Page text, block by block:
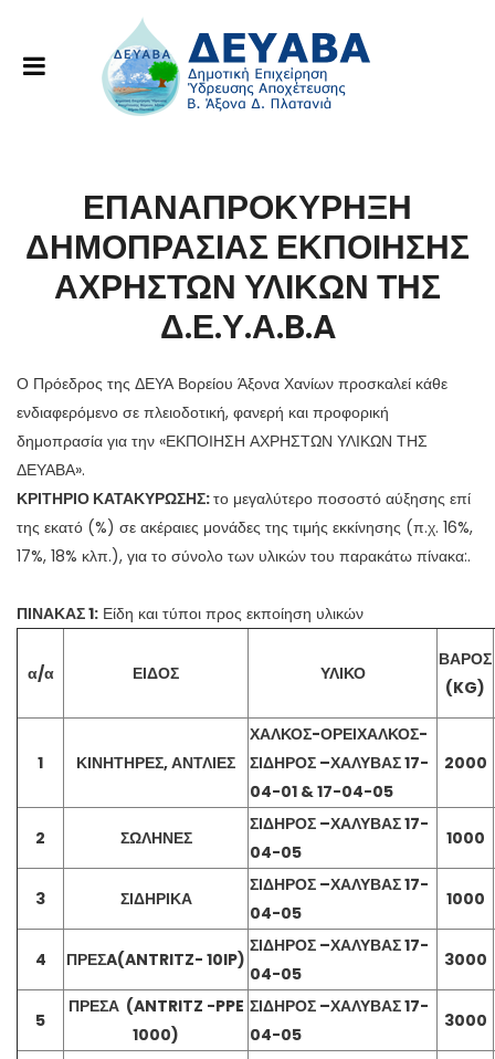
ΕΠΑΝΑΠΡΟΚΥΡΗΞΗ
ΔΗΜΟΠΡΑΣΙΑΣ ΕΚΠΟΙΗΣΗΣ
ΑΧΡΗΣΤΩΝ ΥΛΙΚΩΝ ΤΗΣ
Δ.Ε.Υ.Α.B.A
Ο Πρόεδρος της ΔΕΥΑ Βορείου Άξονα Χανίων προσκαλεί κάθε
ενδιαφερόμενο σε πλειοδοτική, φανερή και προφορική
δημοπρασία για την «ΕΚΠΟΙΗΣΗ ΑΧΡΗΣΤΩΝ ΥΛΙΚΩΝ ΤΗΣ
ΔΕΥΑΒΑ».
ΚΡΙΤΗΡΙΟ ΚΑΤΑΚΥΡΩΣΗΣ:το μεγαλύτερο ποσοστό αύξησης επί
της εκατό (%) σε ακέραιες μονάδες της τιμής εκκίνησης (π.χ. 16%,
17%, 18% κλπ.), για το σύνολο των υλικών του παρακάτω πίνακα:.
ΠΙΝΑΚΑΣ 1: Είδη και τύποι προς εκποίηση υλικών
α/α ΕΙΔΟΣ ΥΛΙΚΟ
ΒΑΡΟΣ
(KG)
1 ΚΙΝΗΤΗΡΕΣ, ΑΝΤΛΙΕΣ
ΧΑΛΚΟΣ-ΟΡΕΙΧΑΛΚΟΣ-
ΣΙΔΗΡΟΣ –ΧΑΛΥΒΑΣ 17-
04-01 & 17-04-05
2000
2 ΣΩΛΗΝΕΣ
ΣΙΔΗΡΟΣ –ΧΑΛΥΒΑΣ 17-
04-05
1000
3 ΣΙΔΗΡΙΚΑ
ΣΙΔΗΡΟΣ –ΧΑΛΥΒΑΣ 17-
04-05
1000
4 ΠΡΕΣA(ANTRITZ- 10IP)
ΣΙΔΗΡΟΣ –ΧΑΛΥΒΑΣ 17-
04-05
3000
5
ΠΡΕΣΑ (ANTRITZ -PPE
1000)
ΣΙΔΗΡΟΣ –ΧΑΛΥΒΑΣ 17-
04-05
3000